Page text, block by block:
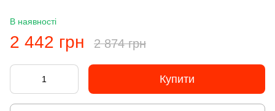
В наявності
2 442 грн 2 874 грн
Купити